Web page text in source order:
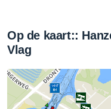
Op de kaart::
Vlag